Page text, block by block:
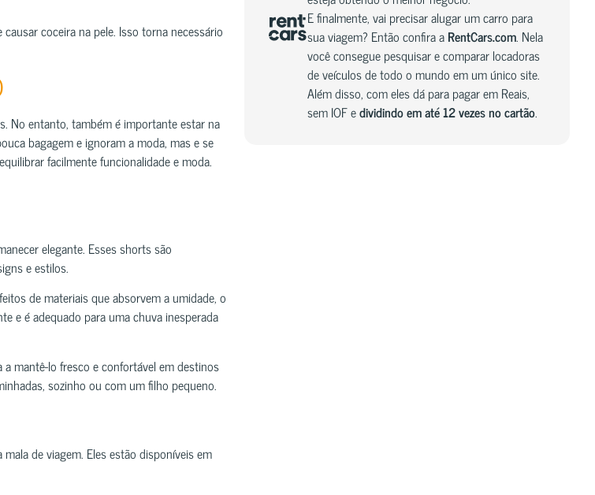
coceira na pele. Isso torna necessário
No entanto, também é importante estar na
bagagem e ignoram a moda, mas e se
facilmente funcionalidade e moda.
elegante. Esses shorts são
e estilos.
de materiais que absorvem a umidade, o
e é adequado para uma chuva inesperada
mantê-lo fresco e confortável em destinos
sozinho ou com um filho pequeno.
de viagem. Eles estão disponíveis em
E finalmente, vai precisar alugar um carro para
sua viagem? Então confira aRentCars.com. Nela
você consegue pesquisar e comparar locadoras
de veículos de todo o mundo em um único site.
Além disso, com eles dá para pagar em Reais,
sem IOF edividindo em até 12 vezes no cartão.